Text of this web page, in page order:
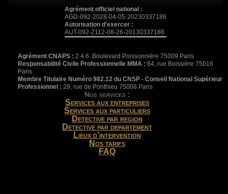
Agrément officiel national :
AGD-092-2028-04-05-20230337186
Autorisation d'exercer :
AUT-092-2112-08-26-20130337188
Agrément CNAPS : 2.4.6. Boulevard Poissonnière 75009 Paris
Responsabilité Civile Professionnelle MMA : 64, rue Boissière 75016
Paris
Membre Titulaire Numéro 982.12 du CNSP - Conseil National Supérieur
Professionnel : 29, rue de Ponthieu 75008 Paris
Nos services :
Services aux entreprises
Services aux particuliers
Detective par region
Detective par departement
Lieux d'intervention
Nos tarifs
FAQ